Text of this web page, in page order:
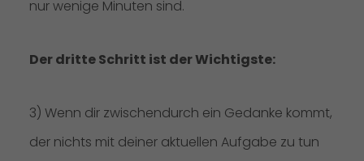
nur wenige Minuten sind.
Der dritte Schritt ist der Wichtigste:
3) Wenn dir zwischendurch ein Gedanke kommt,
der nichts mit deiner aktuellen Aufgabe zu tun